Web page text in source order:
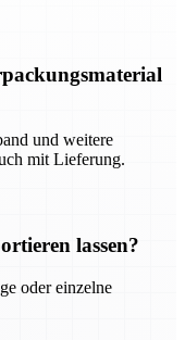
und weitere
mit Lieferung.
lassen?
oder einzelne